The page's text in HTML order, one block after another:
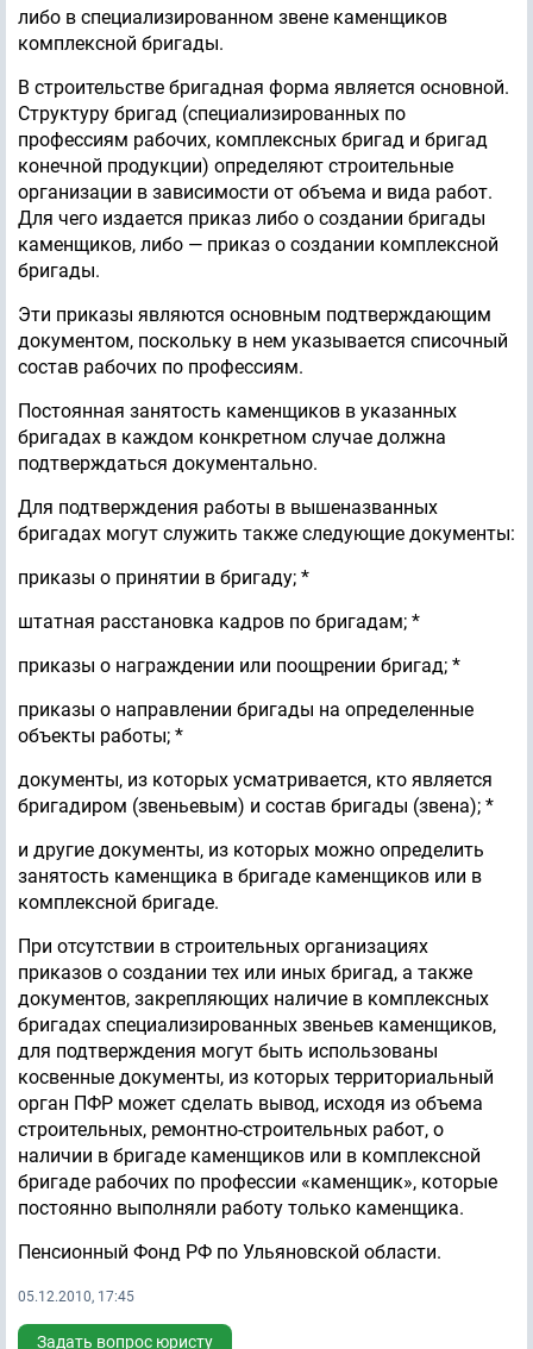
либо в специализированном звене каменщиков
комплексной бригады.
В строительстве бригадная форма является основной.
Структуру бригад (специализированных по
профессиям рабочих, комплексных бригад и бригад
конечной продукции) определяют строительные
организации в зависимости от объема и вида работ.
Для чего издается приказ либо о создании бригады
каменщиков, либо — приказ о создании комплексной
бригады.
Эти приказы являются основным подтверждающим
документом, поскольку в нем указывается списочный
состав рабочих по профессиям.
Постоянная занятость каменщиков в указанных
бригадах в каждом конкретном случае должна
подтверждаться документально.
Для подтверждения работы в вышеназванных
бригадах могут служить также следующие документы:
приказы о принятии в бригаду; *
штатная расстановка кадров по бригадам; *
приказы о награждении или поощрении бригад; *
приказы о направлении бригады на определенные
объекты работы; *
документы, из которых усматривается, кто является
бригадиром (звеньевым) и состав бригады (звена); *
и другие документы, из которых можно определить
занятость каменщика в бригаде каменщиков или в
комплексной бригаде.
При отсутствии в строительных организациях
приказов о создании тех или иных бригад, а также
документов, закрепляющих наличие в комплексных
бригадах специализированных звеньев каменщиков,
для подтверждения могут быть использованы
косвенные документы, из которых территориальный
орган ПФР может сделать вывод, исходя из объема
строительных, ремонтно-строительных работ, о
наличии в бригаде каменщиков или в комплексной
бригаде рабочих по профессии «каменщик», которые
постоянно выполняли работу только каменщика.
Пенсионный Фонд РФ по Ульяновской области.
05.12.2010, 17:45
Задать вопрос юристу